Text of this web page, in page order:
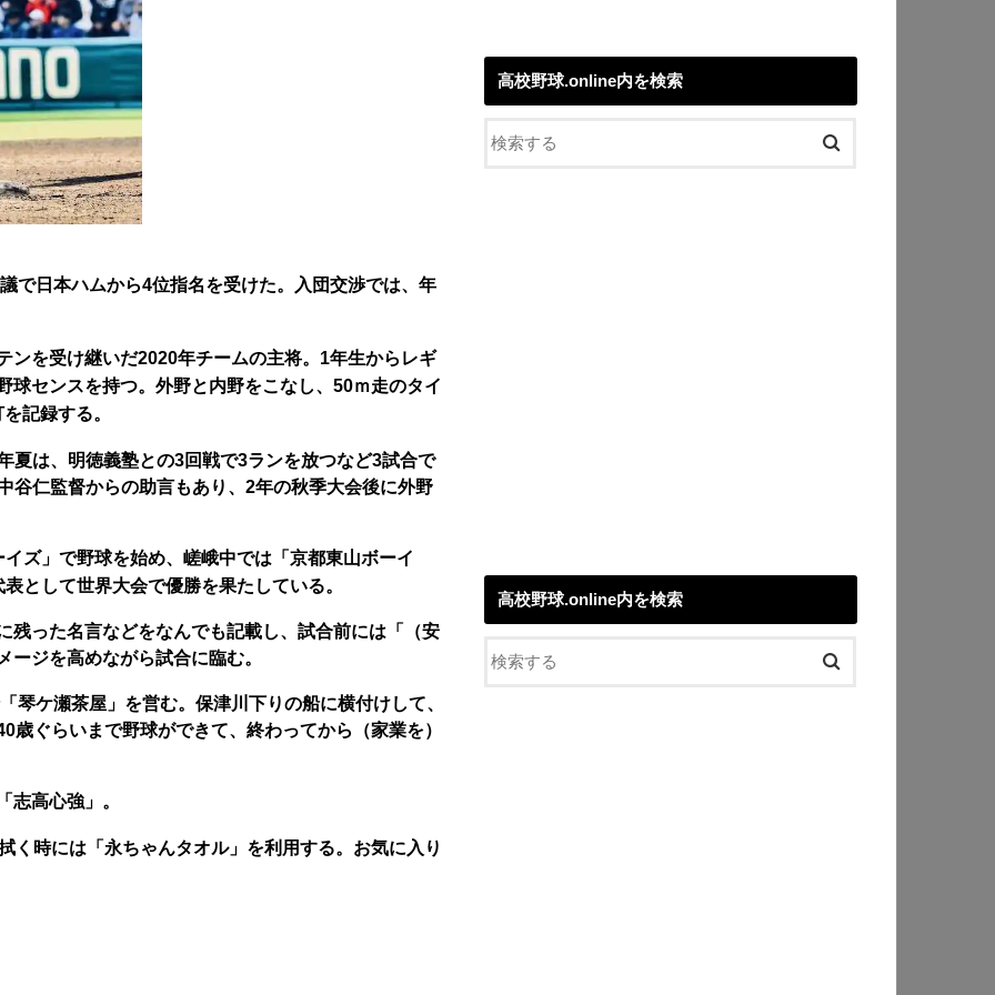
で日本ハムから4位指名を受けた。入団交渉では、年
を受け継いだ2020年チームの主将。 1年生からレギ
球センスを持つ。外野と内野をこなし、50ｍ走のタイ
記録する。
夏は、明徳義塾との3回戦で3ランを放つなど3試合で
谷仁監督からの助言もあり、2年の秋季大会後に外野
ズ」で野球を始め、嵯峨中では「京都東山ボーイ
として世界大会で優勝を果たしている。
残った名言などをなんでも記載し、試合前には「（安
ジを高めながら試合に臨む。
琴ケ瀬茶屋」を営む。保津川下りの船に横付けして、
ぐらいまで野球ができて、終わってから（家業を）
志高心強」。
く時には「永ちゃんタオル」を利用する。お気に入り
高校野球.online内を検索
高校野球.online内を検索